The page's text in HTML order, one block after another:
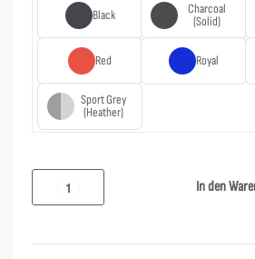
Black
Charcoal
(Solid)
Red Royal
Sport Grey
(Heather)
In den